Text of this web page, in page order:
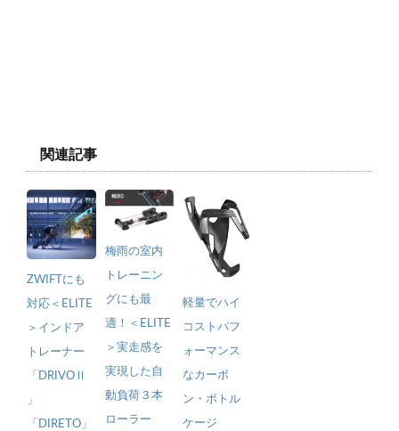
関連記事
ZWIFTにも
対応＜ELITE
＞インドア
トレーナー
「DRIVOⅡ
」
「DIRETO」
梅雨の室内
トレーニン
グにも最
適！＜ELITE
＞実走感を
実現した自
動負荷３本
ローラー
軽量でハイ
コストパフ
ォーマンス
なカーボ
ン・ボトル
ケージ